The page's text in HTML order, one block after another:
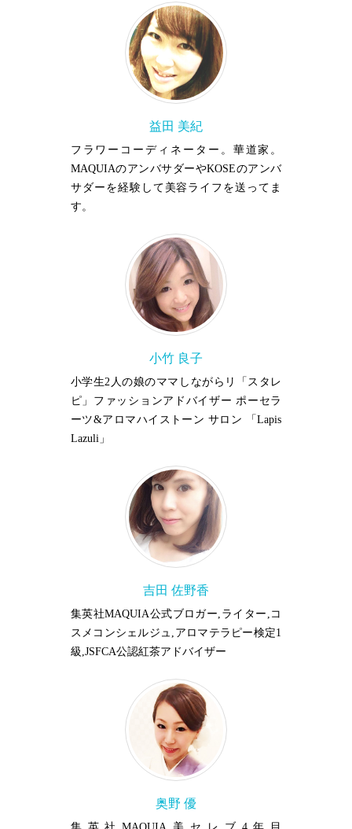
益田 美紀
フラワーコーディネーター。華道家。
MAQUIAのアンバサダーやKOSEのアンバ
サダーを経験して美容ライフを送ってま
す。
小竹 良子
小学生2人の娘のママしながらリ「スタレ
ピ」ファッションアドバイザー ポーセラ
ーツ&アロマハイストーン サロン 「Lapis
Lazuli」
吉田 佐野香
集英社MAQUIA公式ブロガー,ライター,コ
スメコンシェルジュ,アロマテラピー検定1
級,JSFCA公認紅茶アドバイザー
奥野 優